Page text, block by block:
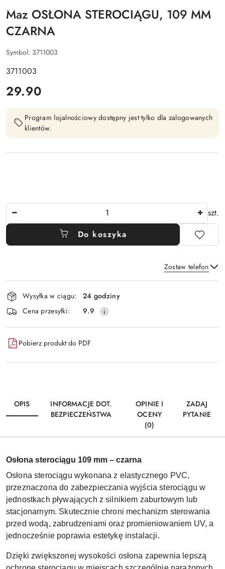
Maz OSŁONA STEROCIĄGU, 109 MM
CZARNA
Symbol: 3711003
3711003
cena:
29.90
Program lojalnościowy dostępny jest tylko dla zalogowanych
klientów.
szt.
Do koszyka
Zostaw telefon
Wyślij
Dostępność
i
dostawa
Wysyłka w ciągu:
24 godziny
Cena przesyłki:
9.9
Pobierz produkt do PDF
OPIS
INFORMACJE DOT.
BEZPIECZEŃSTWA
OPINIE I
OCENY
(0)
ZADAJ
PYTANIE
Osłona sterociągu 109 mm – czarna
Osłona sterociągu wykonana z elastycznego PVC,
przeznaczona do zabezpieczania wyjścia sterociągu w
jednostkach pływających z silnikiem zaburtowym lub
stacjonarnym. Skutecznie chroni mechanizm sterowania
przed wodą, zabrudzeniami oraz promieniowaniem UV, a
jednocześnie poprawia estetykę instalacji.
Dzięki zwiększonej wysokości osłona zapewnia lepszą